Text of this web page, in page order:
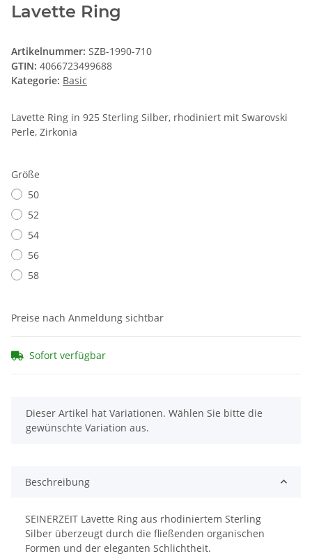
Lavette Ring
Artikelnummer: SZB-1990-710
GTIN: 4066723499688
Kategorie: Basic
Lavette Ring in 925 Sterling Silber, rhodiniert mit Swarovski
Perle, Zirkonia
Größe
50
52
54
56
58
Preise nach Anmeldung sichtbar
Sofort verfügbar
x
Dieser Artikel hat Variationen. Wählen Sie bitte die
gewünschte Variation aus.
Beschreibung
SEINERZEIT Lavette Ring aus rhodiniertem Sterling
Silber überzeugt durch die fließenden organischen
Formen und der eleganten Schlichtheit.